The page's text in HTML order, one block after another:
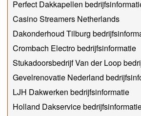
Perfect Dakkapellen
Casino Streamers Netherlands
Dakonderhoud Tilburg
Crombach Electro bedrijfsinformatie
Stukadoorsbedrijf Van der Loop
Gevelrenovatie Nederland
LJH Dakwerken bedrijfsinformatie
Holland Dakservice